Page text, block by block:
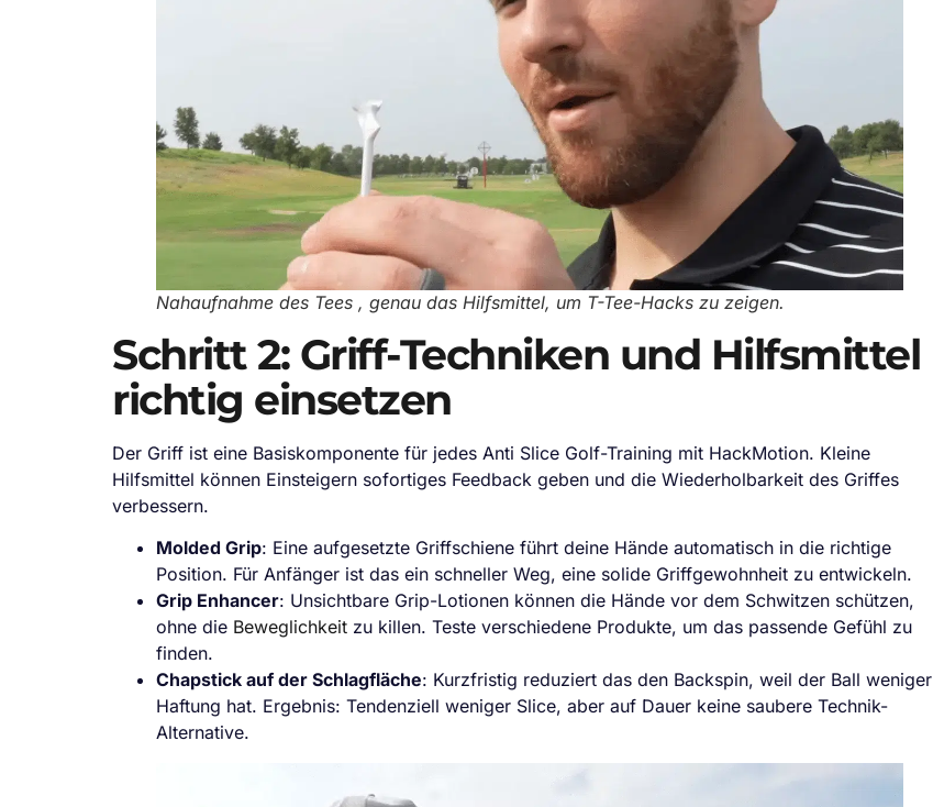
Nahaufnahme des Tees , genau das Hilfsmittel, um T-Tee-Hacks zu zeigen.
Schritt 2: Griff-Techniken und Hilfsmittel
richtig einsetzen
Der Griff ist eine Basiskomponente für jedes Anti Slice Golf-Training mit HackMotion. Kleine
Hilfsmittel können Einsteigern sofortiges Feedback geben und die Wiederholbarkeit des Griffes
verbessern.
Molded Grip: Eine aufgesetzte Griffschiene führt deine Hände automatisch in die richtige
Position. Für Anfänger ist das ein schneller Weg, eine solide Griffgewohnheit zu entwickeln.
Grip Enhancer: Unsichtbare Grip-Lotionen können die Hände vor dem Schwitzen schützen,
ohne die Beweglichkeit zu killen. Teste verschiedene Produkte, um das passende Gefühl zu
finden.
Chapstick auf der Schlagfläche: Kurzfristig reduziert das den Backspin, weil der Ball weniger
Haftung hat. Ergebnis: Tendenziell weniger Slice, aber auf Dauer keine saubere Technik-
Alternative.